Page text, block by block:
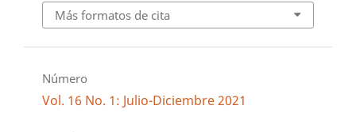
Más formatos de cita
Número
Vol. 16 No. 1: Julio-Diciembre 2021